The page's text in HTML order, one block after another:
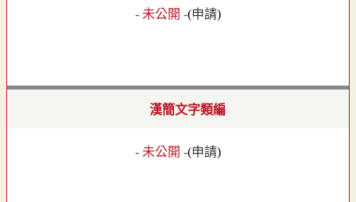
- 未公開 -(申請)
漢簡文字類編
- 未公開 -(申請)